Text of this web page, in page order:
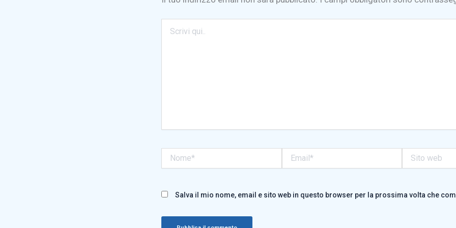
qui..
web
Salva il mio nome, email e sito web in questo browser per la prossima volta che